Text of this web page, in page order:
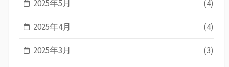
2025年5月 (4)
2025年4月 (4)
2025年3月 (3)